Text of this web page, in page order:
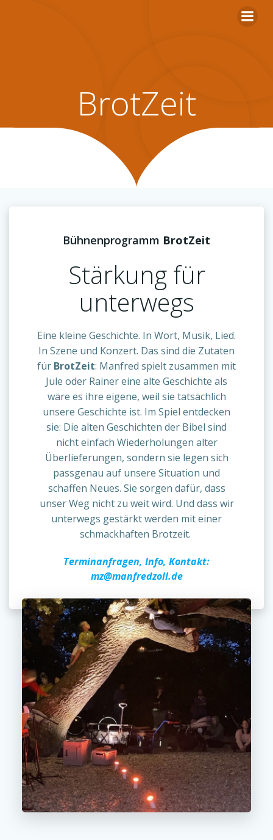
BrotZeit
Bühnenprogramm BrotZeit
Stärkung für
unterwegs
Eine kleine Geschichte. In Wort, Musik, Lied.
In Szene und Konzert. Das sind die Zutaten
für BrotZeit: Manfred spielt zusammen mit
Jule oder Rainer eine alte Geschichte als
wäre es ihre eigene, weil sie tatsächlich
unsere Geschichte ist. Im Spiel entdecken
sie: Die alten Geschichten der Bibel sind
nicht einfach Wiederholungen alter
Überlieferungen, sondern sie legen sich
passgenau auf unsere Situation und
schaffen Neues. Sie sorgen dafür, dass
unser Weg nicht zu weit wird. Und dass wir
unterwegs gestärkt werden mit einer
schmackhaften Brotzeit.
Terminanfragen, Info, Kontakt:
mz@manfredzoll.de